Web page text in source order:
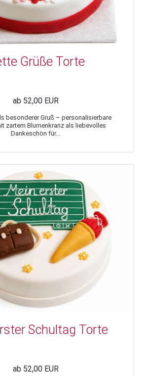
Grüße Torte
ab 52,00 EUR
besonderer Gruß – personalisierbare
zartem Blumenkranz als liebevolles
Dankeschön für...
Schultag Torte
ab 52,00 EUR